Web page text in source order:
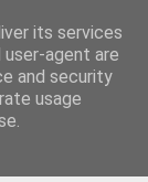
its services
user-agent are
and security
usage